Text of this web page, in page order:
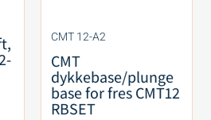
CMT 12-A2
CMT
dykkebase/plunge
base for fres CMT12
RBSET